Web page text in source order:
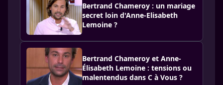
Bertrand Chameroy : un mariage
secret loin d'Anne-Elisabeth
Lemoine ?
Bertrand Chameroy et Anne-
Élisabeth Lemoine : tensions ou
malentendus dans C à Vous ?